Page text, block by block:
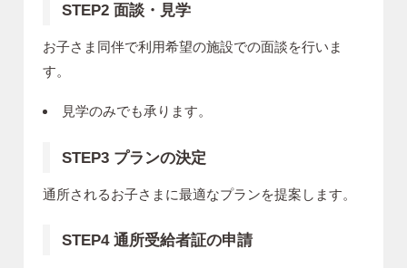
STEP2 面談・見学
お子さま同伴で利用希望の施設での面談を行いま
す。
見学のみでも承ります。
STEP3 プランの決定
通所されるお子さまに最適なプランを提案します。
STEP4 通所受給者証の申請